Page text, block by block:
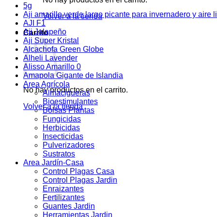
Volver a la tienda
Carrito
No hay productos en el carrito.
Volver a la tienda
5g
Aji amarillo verde largo picante para invernadero y aire
AJI F1
Aji Jalapeño
Aji Super Kristal
Alcachofa Green Globe
Alheli Lavender
Alisso Amarillo 0
Amapola Gigante de Islandia
Area Agrícola
Almacigueras
Bioestimulantes
Bolsas Plantas
Fungicidas
Herbicidas
Insecticidas
Pulverizadores
Sustratos
Area Jardín-Casa
Control Plagas Casa
Control Plagas Jardin
Enraizantes
Fertilizantes
Guantes Jardin
Herramientas Jardin